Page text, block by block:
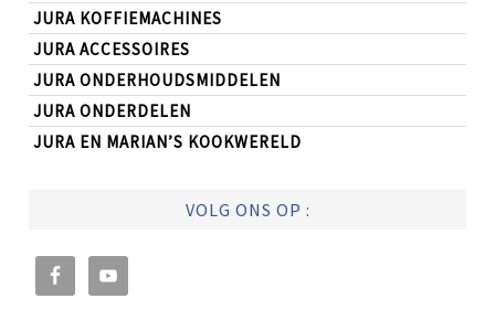
JURA KOFFIEMACHINES
JURA ACCESSOIRES
JURA ONDERHOUDSMIDDELEN
JURA ONDERDELEN
JURA EN MARIAN’S KOOKWERELD
VOLG ONS OP :